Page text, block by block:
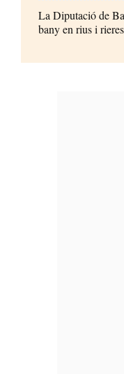
La Diputació de
bany en rius i